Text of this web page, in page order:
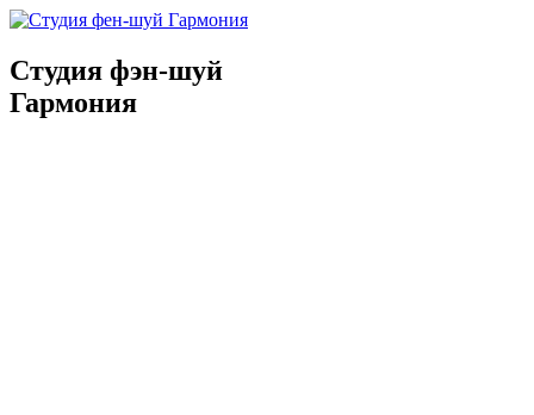
Студия фэн-шуй
Гармония